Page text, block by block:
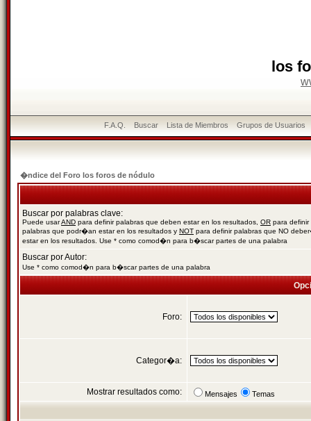
los
F.A.Q. Buscar Lista de Miembros Grupos de Usuarios
�ndice del Foro los foros de nódulo
Buscar por palabras clave:
Puede usarAND para definir palabras que deben estar en los resultados, OR para definir
palabras que podr�an estar en los resultados y NOT para definir palabras que NO
estar en los resultados. Use * como comod�n para b�scar partes de una palabra
Buscar por Autor:
Use * como comod�n para b�scar partes de una palabra
Foro:
Categor�a:
Mostrar resultados como: Mensajes Temas